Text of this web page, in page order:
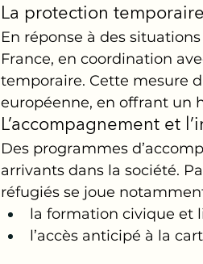
La protection temporaire
En réponse à des
France, en coordination
temporaire. Cette mesure
européenne, en offrant un
L’accompagnement et
Des programmes
arrivants dans la société.
réfugiés se joue
la formation civique et
l’accès anticipé à la